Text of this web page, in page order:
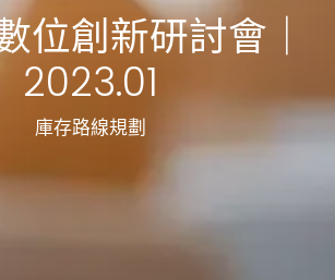
位創新研討會｜
2023.01
庫存路線規劃